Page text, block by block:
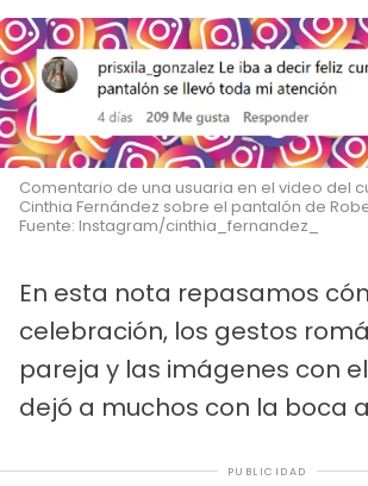
Comentario de una usuaria en el video del
Cinthia Fernández sobre el pantalón de
Fuente: Instagram/cinthia_fernandez_
En esta nota repasamos
celebración, los gestos
pareja y las imágenes con
dejó a muchos con la boca
PUBLICIDAD